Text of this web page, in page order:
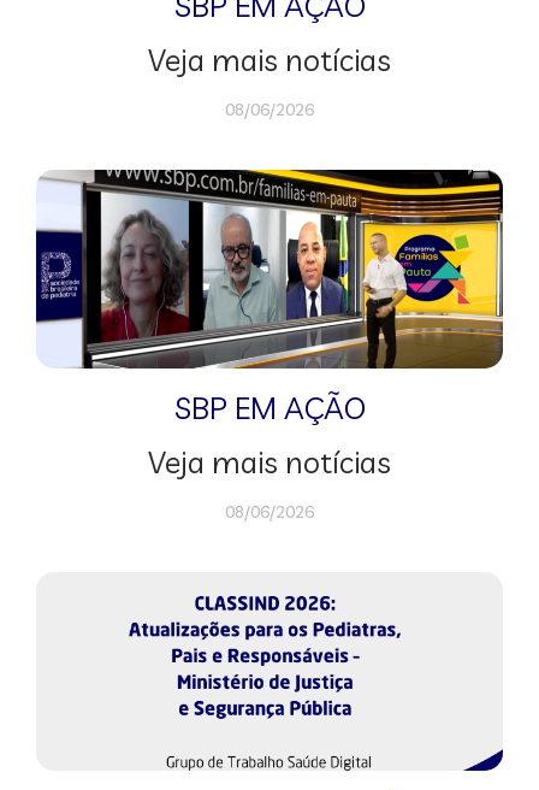
Veja mais notícias
08/06/2026
SBP EM AÇÃO
Veja mais notícias
08/06/2026